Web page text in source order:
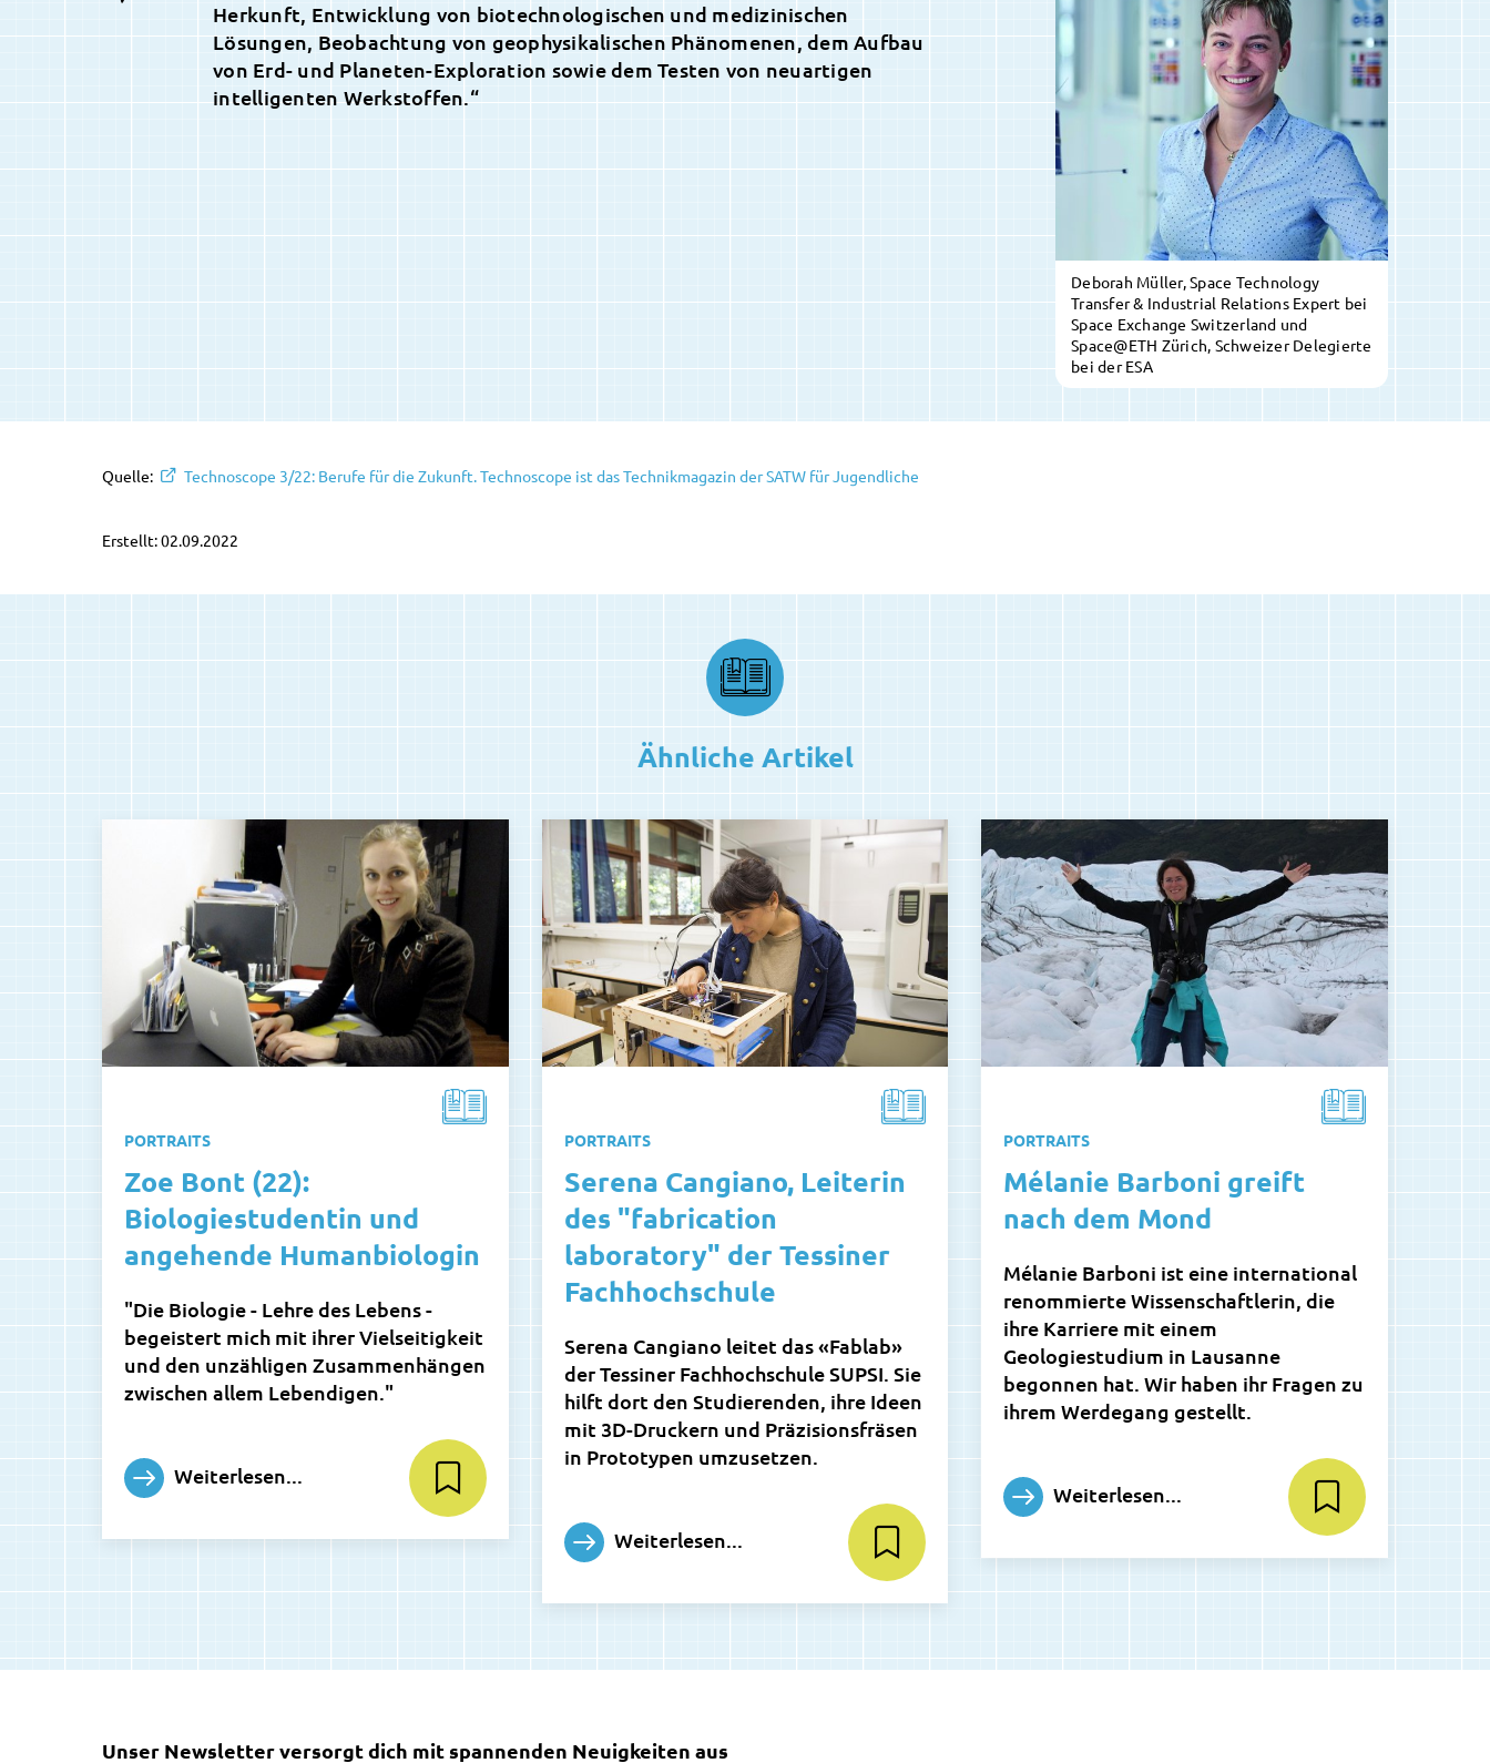
Herkunft, Entwicklung von biotechnologischen und medizinischen
Lösungen, Beobachtung von geophysikalischen Phänomenen, dem Aufbau
von Erd- und Planeten-Exploration sowie dem Testen von neuartigen
intelligenten Werkstoffen.“
Deborah Müller, Space Technology
Transfer & Industrial Relations Expert bei
Space Exchange Switzerland und
Space@ETH Zürich, Schweizer Delegierte
bei der ESA
Quelle: Technoscope 3/22: Berufe für die Zukunft. Technoscope ist das Technikmagazin der SATW für Jugendliche
Erstellt: 02.09.2022
Ähnliche Artikel
PORTRAITS
Zoe Bont (22):
Biologiestudentin und
angehende Humanbiologin
"Die Biologie - Lehre des Lebens -
begeistert mich mit ihrer Vielseitigkeit
und den unzähligen Zusammenhängen
zwischen allem Lebendigen."
Weiterlesen...
PORTRAITS
Serena Cangiano, Leiterin
des "fabrication
laboratory" der Tessiner
Fachhochschule
Serena Cangiano leitet das «Fablab»
der Tessiner Fachhochschule SUPSI. Sie
hilft dort den Studierenden, ihre Ideen
mit 3D-Druckern und Präzisionsfräsen
in Prototypen umzusetzen.
Weiterlesen...
PORTRAITS
Mélanie Barboni greift
nach dem Mond
Mélanie Barboni ist eine international
renommierte Wissenschaftlerin, die
ihre Karriere mit einem
Geologiestudium in Lausanne
begonnen hat. Wir haben ihr Fragen zu
ihrem Werdegang gestellt.
Weiterlesen...
Unser Newsletter versorgt dich mit spannenden Neuigkeiten aus